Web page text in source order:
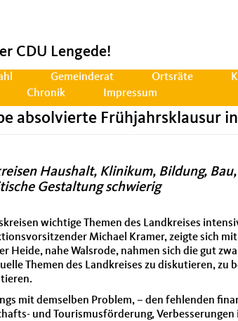
CDU Lengede!
Gemeinderat Ortsräte
Chronik Impressum
absolvierte Frühjahrsklausur
Haushalt, Klinikum, Bildung,
Gestaltung schwierig
wichtige Themen des Landkreises
Michael Kramer, zeigte sich
Heide, nahe Walsrode, nahmen sich die gut
Themen des Landkreises zu diskutieren,
mit demselben Problem, – den fehlenden
und Tourismusförderung,